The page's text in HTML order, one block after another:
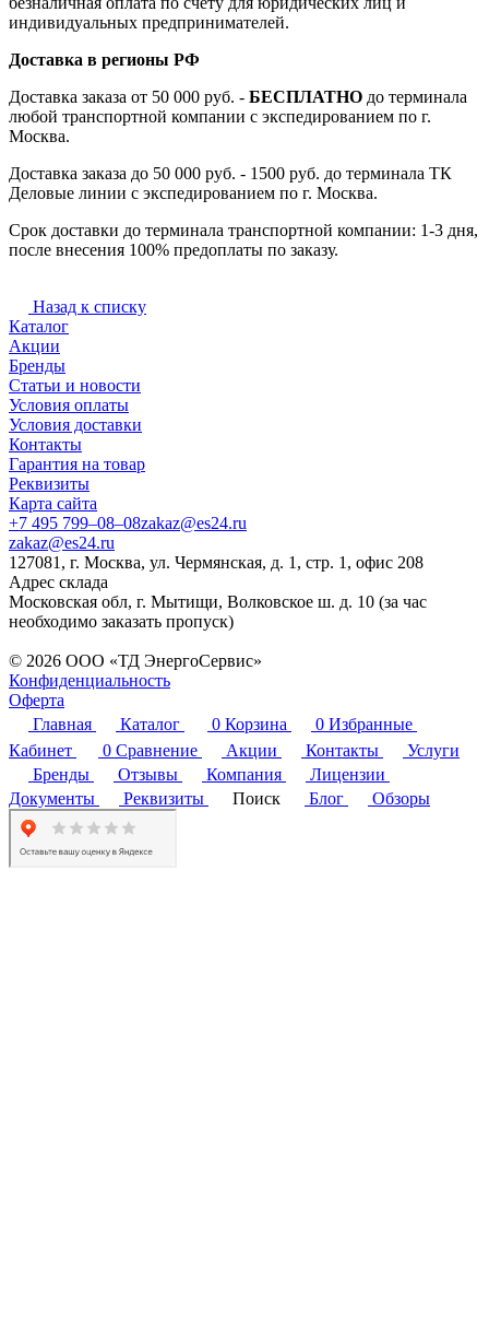
индивидуальных предпринимателей.
Доставка в регионы РФ
Доставка заказа от 50 000 руб. - БЕСПЛАТНО до терминала
любой транспортной компании с экспедированием по г.
Москва.
Доставка заказа до 50 000 руб. - 1500 руб. до терминала ТК
Деловые линии с экспедированием по г. Москва.
Срок доставки до терминала транспортной компании: 1-3 дня,
после внесения 100% предоплаты по заказу.
Назад к списку
Каталог
Акции
Бренды
Статьи и новости
Условия оплаты
Условия доставки
Контакты
Гарантия на товар
Реквизиты
Карта сайта
+7 495 799–08–08zakaz@es24.ru
zakaz@es24.ru
127081, г. Москва, ул. Чермянская, д. 1, стр. 1, офис 208
Адрес склада
Московская обл, г. Мытищи, Волковское ш. д. 10 (за час
необходимо заказать пропуск)
© 2026 ООО «ТД ЭнергоСервис»
Конфиденциальность
Оферта
Главная
Каталог 0 Корзина 0 Избранные
Кабинет
0 Сравнение Акции Контакты
Услуги
Бренды
Отзывы Компания
Лицензии
Документы
Реквизиты Поиск Блог Обзоры